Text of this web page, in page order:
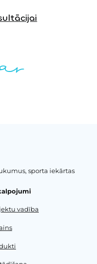
sporta iekārtas
vadība